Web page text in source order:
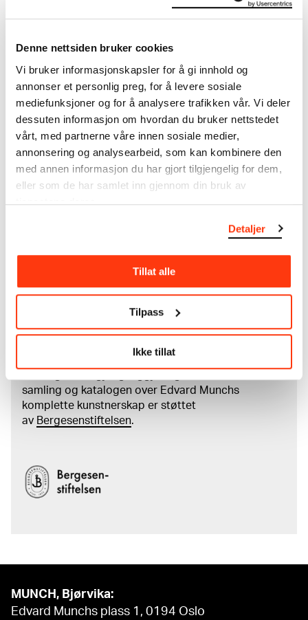
Denne nettsiden bruker cookies
Vi bruker informasjonskapsler for å gi innhold og
annonser et personlig preg, for å levere sosiale
mediefunksjoner og for å analysere trafikken vår. Vi deler
dessuten informasjon om hvordan du bruker nettstedet
vårt, med partnerne våre innen sosiale medier,
annonsering og analysearbeid, som kan kombinere den
med annen informasjon du har gjort tilgjengelig for dem,
eller som de har samlet inn gjennom din bruk av
tjenestene deres.
Detaljer
Tillat alle
Tilpass
Ikke tillat
kunstnerskap. Verkskatalogen utbedres jevnlig i
forbehold om at feil kan forekomme.
MUNCHs samling består av over 42 000 unike
museumsobjekter, inkludert nærmere 27 000 unike
kunstverk. I tillegg til den ekstraordinære samlingen
somEdvard Munchtestamenterte til Oslo
kommune i 1940, rommer museet også samlingene
til Rolf Stenersen, Amaldus Nielsen og Ludvig O.
Les mer om bruk av våre avfotograferinger og
kreditering
Les mer om arbeidet med å digitalisere Munchs
samling og katalogen over Edvard Munchs
komplette kunstnerskap er støttet
av Bergesenstiftelsen.
MUNCH, Bjørvika:
Edvard Munchs plass 1, 0194 Oslo